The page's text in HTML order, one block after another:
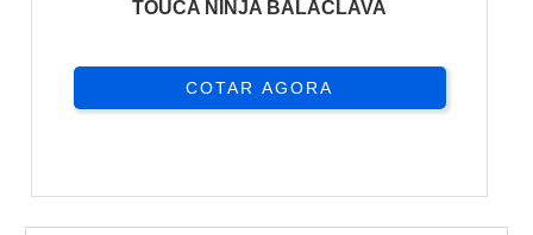
TOUCA NINJA BALACLAVA
COTAR AGORA